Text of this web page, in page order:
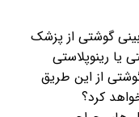
گوشتی از پزشک
یا رینوپلاستی
از این طریق
کرد؟